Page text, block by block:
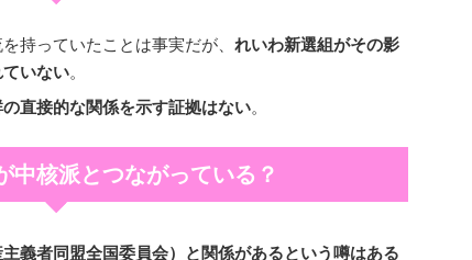
持っていたことは事実だが、 れいわ新選組がその影
いない。
直接的な関係を示す証拠はない。
中核派とつながっている？
義者同盟全国委員会）と関係があるという噂はある